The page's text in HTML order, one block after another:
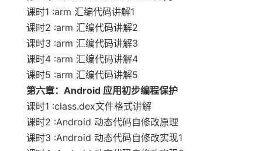
课时1 :arm 汇编代码讲解1
课时2 :arm 汇编代码讲解2
课时3 :arm 汇编代码讲解3
课时4 :arm 汇编代码讲解4
课时5 :arm 汇编代码讲解5
第六章：Android 应用初步编程保护
课时1 :class.dex文件格式讲解
课时2 :Android 动态代码自修改原理
课时3 :Android 动态代码自修改实现1